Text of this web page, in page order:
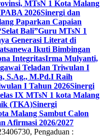
MTsN 1 Kota Malang
2026Sinergi dan
Paparkan Capaian
Bali”Guru MTsN 1
Generasi Literat di
Ikuti Bimbingan
IntegritasIrma Mulyanti,
Teladan Triwulan I
S.Ag., M.Pd.I Raih
I Tahun 2026Sinergi
IX MTsN 1 kota Malang
(TKA)Sinergi
Malang Sambut Calon
Afirmasi 2026/2027
Pengaduan :